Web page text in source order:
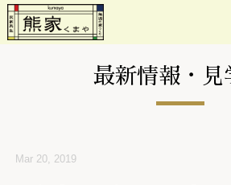
最新情報・見
Mar 20, 2019